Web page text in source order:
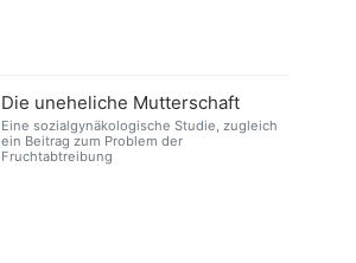
Die uneheliche Mutterschaft
Eine sozialgynäkologische Studie, zugleich
ein Beitrag zum Problem der
Fruchtabtreibung